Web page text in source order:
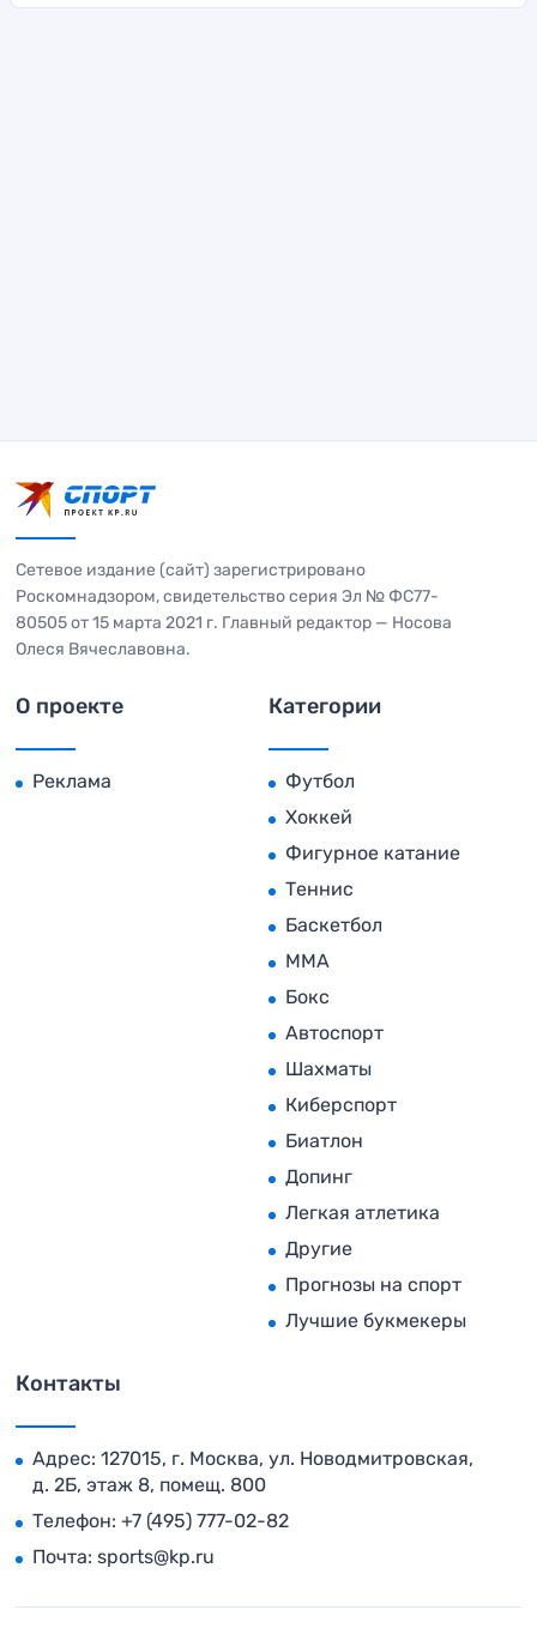
Сетевое издание (сайт) зарегистрировано
Роскомнадзором, свидетельство серия Эл № ФС77-
80505 от 15 марта 2021 г. Главный редактор — Носова
Олеся Вячеславовна.
О проекте
Реклама
Категории
Футбол
Хоккей
Фигурное катание
Теннис
Баскетбол
MMA
Бокс
Автоспорт
Шахматы
Киберспорт
Биатлон
Допинг
Легкая атлетика
Другие
Прогнозы на спорт
Лучшие букмекеры
Контакты
Адрес: 127015, г. Москва, ул. Новодмитровская,
д. 2Б, этаж 8, помещ. 800
Телефон: +7 (495) 777-02-82
Почта: sports@kp.ru